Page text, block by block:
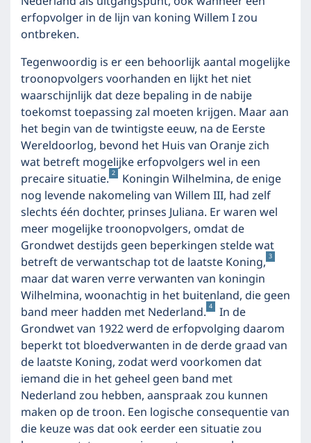
erfopvolger in de lijn van koning Willem I zou
ontbreken.
Tegenwoordig is er een behoorlijk aantal mogelijke
troonopvolgers voorhanden en lijkt het niet
waarschijnlijk dat deze bepaling in de nabije
toekomst toepassing zal moeten krijgen. Maar aan
het begin van de twintigste eeuw, na de Eerste
Wereldoorlog, bevond het Huis van Oranje zich
wat betreft mogelijke erfopvolgers wel in een
precaire situatie. 2
Koningin Wilhelmina, de enige
nog levende nakomeling van Willem III, had zelf
slechts één dochter, prinses Juliana. Er waren wel
meer mogelijke troonopvolgers, omdat de
Grondwet destijds geen beperkingen stelde wat
betreft de verwantschap tot de laatste Koning, 3
maar dat waren verre verwanten van koningin
Wilhelmina, woonachtig in het buitenland, die geen
band meer hadden met Nederland. 4
In de
Grondwet van 1922 werd de erfopvolging daarom
beperkt tot bloedverwanten in de derde graad van
de laatste Koning, zodat werd voorkomen dat
iemand die in het geheel geen band met
Nederland zou hebben, aanspraak zou kunnen
maken op de troon. Een logische consequentie van
die keuze was dat ook eerder een situatie zou